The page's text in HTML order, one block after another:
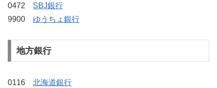
0472 SBJ銀行
9900 ゆうちょ銀行
地方銀行
0116 北海道銀行